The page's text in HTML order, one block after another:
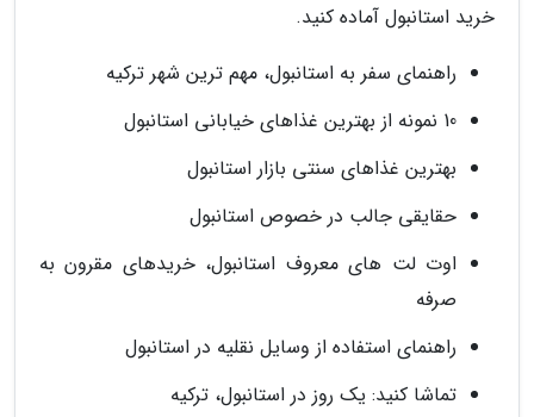
خرید استانبول آماده کنید.
راهنمای سفر به استانبول، مهم ترین شهر ترکیه
10 نمونه از بهترین غذاهای خیابانی استانبول
بهترین غذاهای سنتی بازار استانبول
حقایقی جالب در خصوص استانبول
اوت لت های معروف استانبول، خریدهای مقرون به
صرفه
راهنمای استفاده از وسایل نقلیه در استانبول
تماشا کنید: یک روز در استانبول، ترکیه